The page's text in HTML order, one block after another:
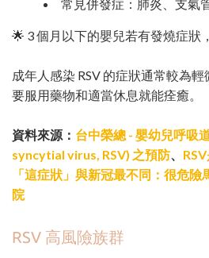
常見併發症：肺炎、支氣
🌟 3 個月以下的嬰兒若有發燒症狀
成年人感染 RSV 的症狀通常較為
要服用藥物和適當休息就能痊癒。
資料來源： 台中榮總 - 嬰幼兒呼吸
syncytial virus, RSV) 之預防、
「這症狀」與新冠最不同：很危險
院
RSV 高風險族群